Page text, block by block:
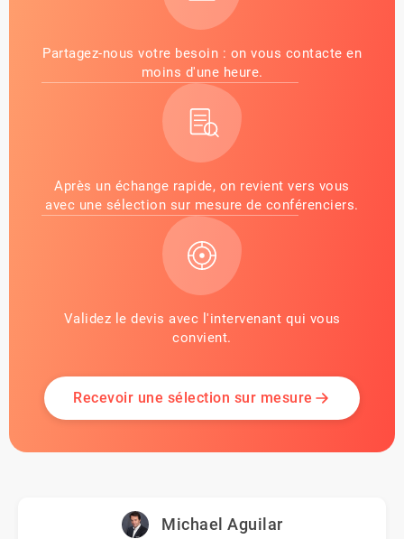
Partagez-nous votre besoin : on vous contacte en
moins d'une heure.
Après un échange rapide, on revient vers vous
avec une sélection sur mesure de conférenciers.
Validez le devis avec l'intervenant qui vous
convient.
Recevoir une sélection sur mesure
Michael Aguilar